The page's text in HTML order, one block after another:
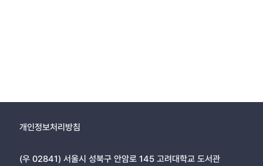
개인정보처리방침
(우 02841) 서울시 성북구 안암로 145 고려대학교 도서관